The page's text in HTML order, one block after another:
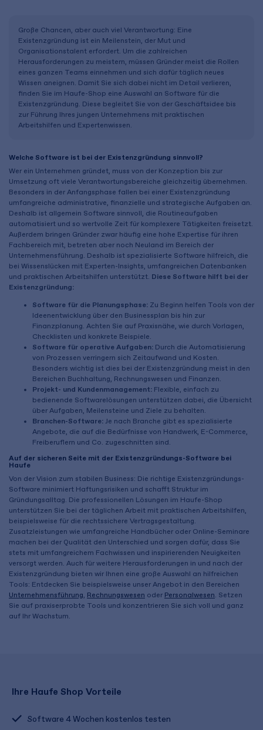
Große Chancen, aber auch viel Verantwortung: Eine
Existenzgründung ist ein Meilenstein, der Mut und
Organisationstalent erfordert. Um die zahlreichen
Herausforderungen zu meistern, müssen Gründer meist die Rollen
eines ganzen Teams einnehmen und sich dafür täglich neues
Wissen aneignen. Damit Sie sich dabei nicht im Detail verlieren,
finden Sie im Haufe-Shop eine Auswahl an Software für die
Existenzgründung. Diese begleitet Sie von der Geschäftsidee bis
zur Führung Ihres jungen Unternehmens mit praktischen
Arbeitshilfen und Expertenwissen.
Welche Software ist bei der Existenzgründung sinnvoll?
Wer ein Unternehmen gründet, muss von der Konzeption bis zur
Umsetzung oft viele Verantwortungsbereiche gleichzeitig übernehmen.
Besonders in der Anfangsphase fallen bei einer Existenzgründung
umfangreiche administrative, finanzielle und strategische Aufgaben an.
Deshalb ist allgemein Software sinnvoll, die Routineaufgaben
automatisiert und so wertvolle Zeit für komplexere Tätigkeiten freisetzt.
Außerdem bringen Gründer zwar häufig eine hohe Expertise für ihren
Fachbereich mit, betreten aber noch Neuland im Bereich der
Unternehmensführung. Deshalb ist spezialisierte Software hilfreich, die
bei Wissenslücken mit Experten-Insights, umfangreichen Datenbanken
und praktischen Arbeitshilfen unterstützt. Diese Software hilft bei der
Existenzgründung:
Software für die Planungsphase: Zu Beginn helfen Tools von der
Ideenentwicklung über den Businessplan bis hin zur
Finanzplanung. Achten Sie auf Praxisnähe, wie durch Vorlagen,
Checklisten und konkrete Beispiele.
Software für operative Aufgaben: Durch die Automatisierung
von Prozessen verringern sich Zeitaufwand und Kosten.
Besonders wichtig ist dies bei der Existenzgründung meist in den
Bereichen Buchhaltung, Rechnungswesen und Finanzen.
Projekt- und Kundenmanagement: Flexible, einfach zu
bedienende Softwarelösungen unterstützen dabei, die Übersicht
über Aufgaben, Meilensteine und Ziele zu behalten.
Branchen-Software: Je nach Branche gibt es spezialisierte
Angebote, die auf die Bedürfnisse von Handwerk, E-Commerce,
Freiberuflern und Co. zugeschnitten sind.
Auf der sicheren Seite mit der Existenzgründungs-Software bei
Haufe
Von der Vision zum stabilen Business: Die richtige Existenzgründungs-
Software minimiert Haftungsrisiken und schafft Struktur im
Gründungsalltag. Die professionellen Lösungen im Haufe-Shop
unterstützen Sie bei der täglichen Arbeit mit praktischen Arbeitshilfen,
beispielsweise für die rechtssichere Vertragsgestaltung.
Zusatzleistungen wie umfangreiche Handbücher oder Online-Seminare
machen bei der Qualität den Unterschied und sorgen dafür, dass Sie
stets mit umfangreichem Fachwissen und inspirierenden Neuigkeiten
versorgt werden. Auch für weitere Herausforderungen in und nach der
Existenzgründung bieten wir Ihnen eine große Auswahl an hilfreichen
Tools: Entdecken Sie beispielsweise unser Angebot in den Bereichen
Unternehmensführung, Rechnungswesen oder Personalwesen. Setzen
Sie auf praxiserprobte Tools und konzentrieren Sie sich voll und ganz
auf Ihr Wachstum.
Ihre Haufe Shop Vorteile
Software 4 Wochen kostenlos testen